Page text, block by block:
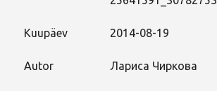
Kuupäev 2014-08-19
Autor Лариса Чиркова